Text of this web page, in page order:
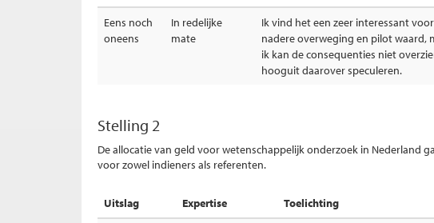
Eens noch
oneens
In redelijke
mate
Ik vind het een zeer interessant
nadere overweging en pilot waard,
ik kan de consequenties niet
hooguit daarover speculeren.
Stelling 2
De allocatie van geld voor wetenschappelijk onderzoek in Nederland
voor zowel indieners als referenten.
Uitslag Expertise Toelichting